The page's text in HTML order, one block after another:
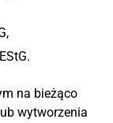
na bieżąco
wytworzenia